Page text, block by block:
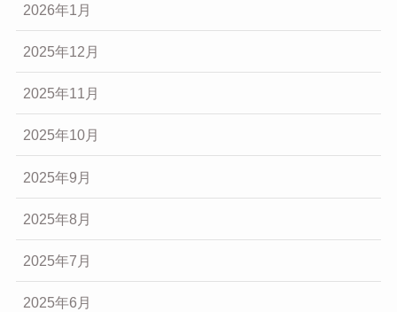
2026年1月
2025年12月
2025年11月
2025年10月
2025年9月
2025年8月
2025年7月
2025年6月